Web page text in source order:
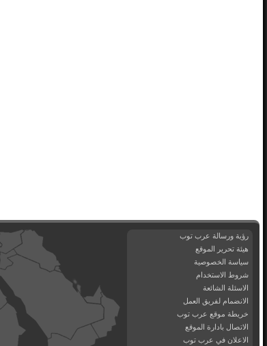
رؤية ورسالة عرب توب
هيئة تحرير الموقع
سياسة الخصوصية
شروط الاستخدام
الاسئلة الشائعة
الانضمام لفريق العمل
خريطة موقع عرب توب
الاتصال بادارة الموقع
الاعلان في عرب توب